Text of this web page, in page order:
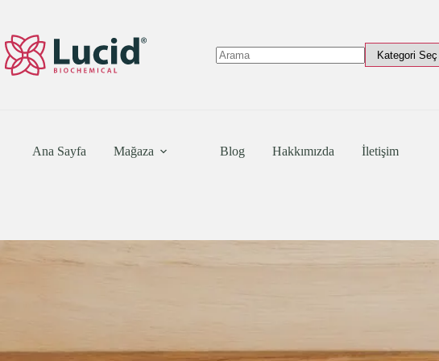
content
Ana Sayfa Mağaza Blog Hakkımızda İletişim